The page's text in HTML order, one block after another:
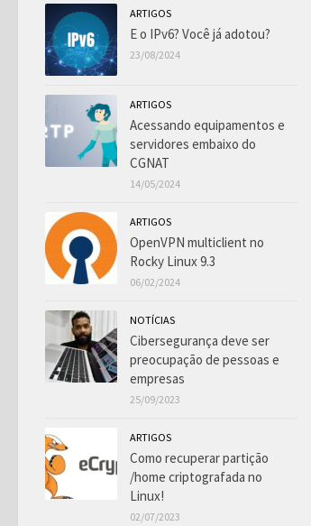
ARTIGOS
E o IPv6? Você já adotou?
23/08/2024
ARTIGOS
Acessando equipamentos e
servidores embaixo do
CGNAT
14/05/2024
ARTIGOS
OpenVPN multiclient no
Rocky Linux 9.3
06/02/2024
NOTÍCIAS
Cibersegurança deve ser
preocupação de pessoas e
empresas
25/09/2023
ARTIGOS
Como recuperar partição
/home criptografada no
Linux!
02/07/2023